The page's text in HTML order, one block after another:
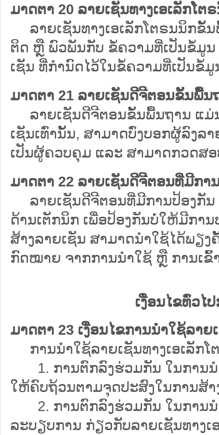
ມາດຕາ 20 ລາຍເຊັນທາງເອເລັກໂ
ລາຍເຊັນທາງເອເລັກໂຕຣນນິກຂັ້
ຕິດ ຫຼື ພົວພັນກັບ ຂໍ້ຄວາມທີ່ເປັນຂໍ້ມູນ
ເຊັນ ທີ່ກຳນົດໄວ້ໃນຂໍ້ຄວາມທີ່ເປັນຂໍ້
ມາດຕາ 21 ລາຍເຊັນດີຈີຕອນຂັ້ນພື້ນ
ລາຍເຊັນດີຈີຕອນຂັ້ນພື້ນຖານ ແມ່ນ
ເຊັນເທົ່ານັ້ນ, ສາມາດບົ່ງບອກຜູ້ລົງລ
ເປັນຜູ້ຄວບຄຸມ ແລະ ສາມາດກວດສ
ມາດຕາ 22 ລາຍເຊັນດີຈີຕອນທີ່ມີກາ
ລາຍເຊັນດີຈີຕອນທີ່ມີການປ້ອງກັນ
ດ້ານເຕັກນິກ ເພື່ອປ້ອງກັນບໍ່ໃຫ້ມີກາ
ສ້າງລາຍເຊັນ ສາມາດນຳໃຊ້ໄດ້ພຽ
ກົດໝາຍ ຈາກການນຳໃຊ້ ຫຼື ການເຂົ້
ເງື່ອນໄຂທົ່ວໄ
ມາດຕາ 23 ເງື່ອນໄຂການນຳໃຊ້ລາຍ
ການນຳໃຊ້ລາຍເຊັນທາງເອເລັກໂ
1. ການຕົກລົງຮ່ວມກັນ ໃນການນຳ
ໃຫ້ຄົບຖ້ວນຕາມຈຸດປະສົງໃນການສ້
2. ການຕົກລົງຮ່ວມກັນ ໃນການນຳ
ລະບຽບການ ກ່ຽວກັບລາຍເຊັນທາງ